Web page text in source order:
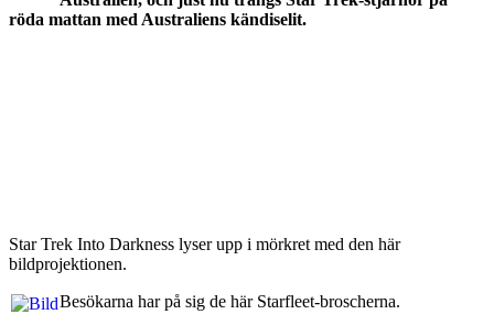
röda mattan med Australiens kändiselit.
Star Trek Into Darkness lyser upp i mörkret med den här
bildprojektionen.
Besökarna har på sig de här Starfleet-broscherna.